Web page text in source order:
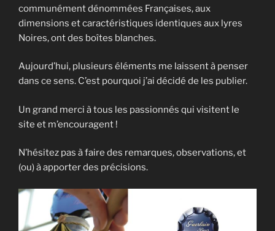
communément dénommées Françaises, aux
dimensions et caractéristiques identiques aux lyres
Noires, ont des boîtes blanches.
Aujourd’hui, plusieurs éléments me laissent à penser
dans ce sens. C’est pourquoi j’ai décidé de les publier.
Un grand merci à tous les passionnés qui visitent le
site et m’encouragent !
N’hésitez pas à faire des remarques, observations, et
(ou) à apporter des précisions.